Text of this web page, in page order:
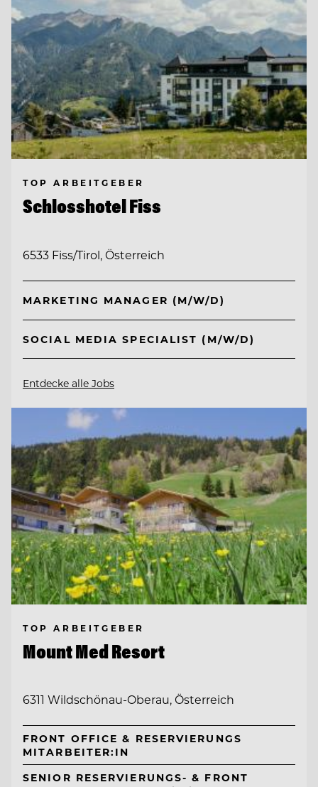
TOP ARBEITGEBER
Schlosshotel Fiss
6533 Fiss/Tirol, Österreich
MARKETING MANAGER (M/W/D)
SOCIAL MEDIA SPECIALIST (M/W/D)
Entdecke alle Jobs
TOP ARBEITGEBER
Mount Med Resort
6311 Wildschönau-Oberau, Österreich
FRONT OFFICE & RESERVIERUNGS
MITARBEITER:IN
SENIOR RESERVIERUNGS- & FRONT